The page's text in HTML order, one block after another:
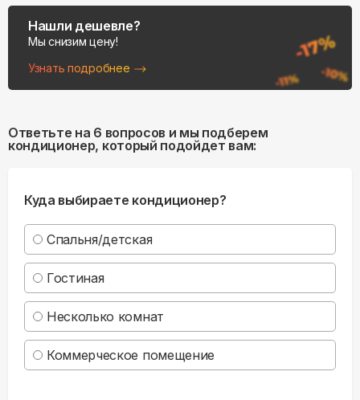
Нашли дешевле?
Мы снизим цену!
Узнать подробнее
Ответьте на 6 вопросов и мы подберем
кондиционер, который подойдет вам:
Куда выбираете кондиционер?
Спальня/детская
Гостиная
Несколько комнат
Коммерческое помещение